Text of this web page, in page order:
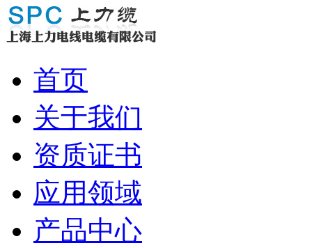
首页
关于我们
资质证书
应用领域
产品中心